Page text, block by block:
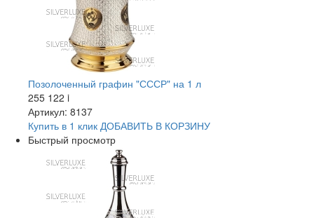
Позолоченный графин "СССР" на 1 л
255 122 i
Артикул: 8137
Купить в 1 клик ДОБАВИТЬ В КОРЗИНУ
Быстрый просмотр